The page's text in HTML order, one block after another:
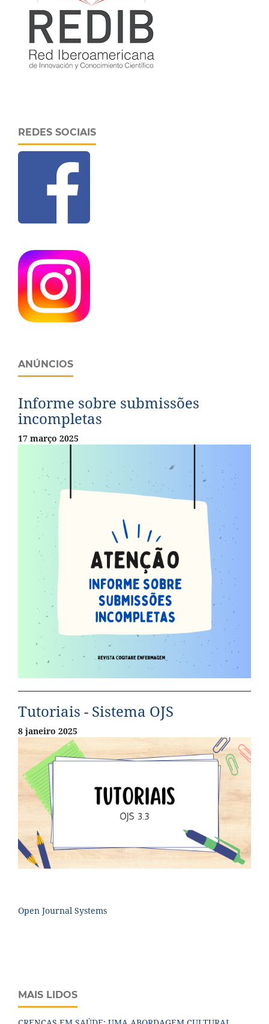
REDES SOCIAIS
ANÚNCIOS
Informe sobre submissões
incompletas
17 março 2025
Tutoriais - Sistema OJS
8 janeiro 2025
Open Journal Systems
MAIS LIDOS